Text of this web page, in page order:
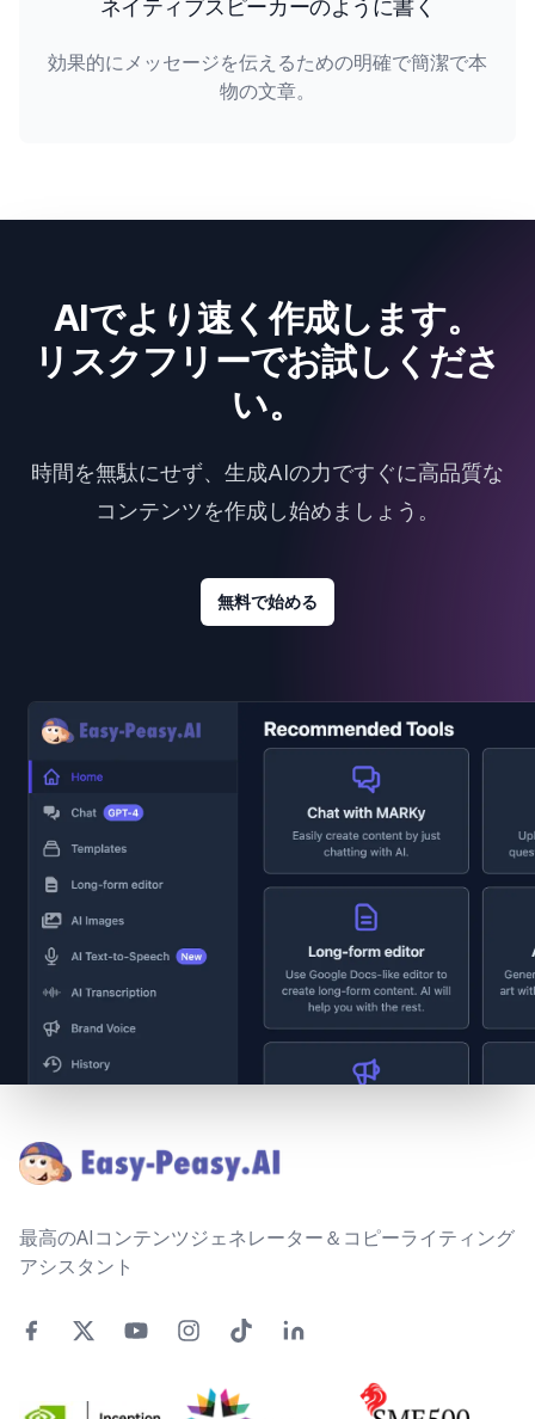
ネイティブスピーカーのように書く
効果的にメッセージを伝えるための明確で簡潔で本
物の文章。
AIでより速く作成します。
リスクフリーでお試しくださ
い。
時間を無駄にせず、生成AIの力ですぐに高品質な
コンテンツを作成し始めましょう。
無料で始める
最高のAIコンテンツジェネレーター＆コピーライティング
アシスタント